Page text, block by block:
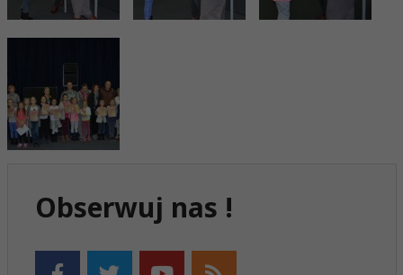
Obserwuj nas !